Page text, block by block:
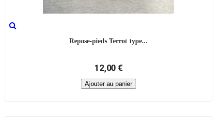
Repose-pieds Terrot type...
12,00 €
Ajouter au panier